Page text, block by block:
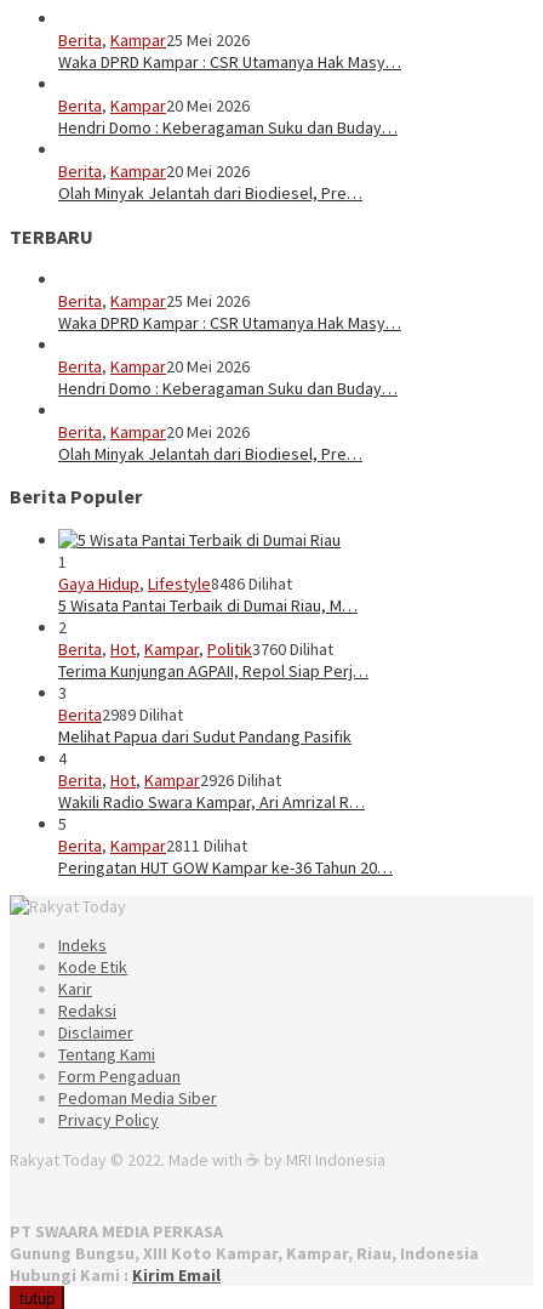
Berita, Kampar25 Mei 2026
Waka DPRD Kampar : CSR Utamanya Hak Masy…
Berita, Kampar20 Mei 2026
Hendri Domo : Keberagaman Suku dan Buday…
Berita, Kampar20 Mei 2026
Olah Minyak Jelantah dari Biodiesel, Pre…
TERBARU
Berita, Kampar25 Mei 2026
Waka DPRD Kampar : CSR Utamanya Hak Masy…
Berita, Kampar20 Mei 2026
Hendri Domo : Keberagaman Suku dan Buday…
Berita, Kampar20 Mei 2026
Olah Minyak Jelantah dari Biodiesel, Pre…
Berita Populer
1
Gaya Hidup, Lifestyle8486 Dilihat
5 Wisata Pantai Terbaik di Dumai Riau, M…
2
Berita, Hot, Kampar, Politik3760 Dilihat
Terima Kunjungan AGPAII, Repol Siap Perj…
3
Berita2989 Dilihat
Melihat Papua dari Sudut Pandang Pasifik
4
Berita, Hot, Kampar2926 Dilihat
Wakili Radio Swara Kampar, Ari Amrizal R…
5
Berita, Kampar2811 Dilihat
Peringatan HUT GOW Kampar ke-36 Tahun 20…
Indeks
Kode Etik
Karir
Redaksi
Disclaimer
Tentang Kami
Form Pengaduan
Pedoman Media Siber
Privacy Policy
Rakyat Today © 2022. Made with ☕ by MRI Indonesia
PT SWAARA MEDIA PERKASA
Gunung Bungsu, XIII Koto Kampar, Kampar, Riau, Indonesia
Hubungi Kami : Kirim Email
tutup